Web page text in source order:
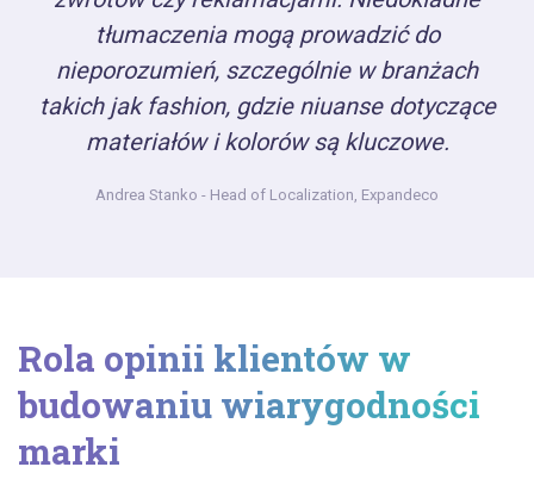
tłumaczenia mogą prowadzić do
nieporozumień, szczególnie w branżach
takich jak fashion, gdzie niuanse dotyczące
materiałów i kolorów są kluczowe.
Andrea Stanko - Head of Localization, Expandeco
Rola opinii klientów w
budowaniu wiarygodności
marki